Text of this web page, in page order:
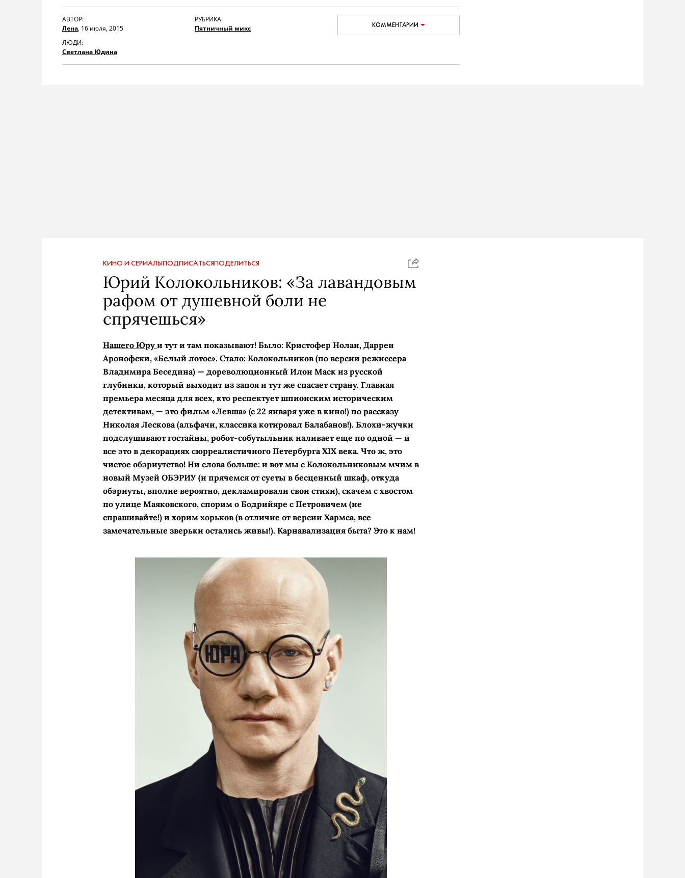
АВТОР:
Лена, 16 июля, 2015
РУБРИКА:
Пятничный микс
ЛЮДИ:
Светлана Юдина
КОММЕНТАРИИ
КИНО И СЕРИАЛЫПОДПИСАТЬСЯПОДЕЛИТЬСЯ
Юрий Колокольников: «За лавандовым
рафом от душевной боли не
спрячешься»
Нашего Юру и тут и там показывают! Было: Кристофер Нолан, Даррен
Аронофски, «Белый лотос». Стало: Колокольников (по версии режиссера
Владимира Беседина) — дореволюционный Илон Маск из русской
глубинки, который выходит из запоя и тут же спасает страну. Главная
премьера месяца для всех, кто респектует шпионским историческим
детективам, — это фильм «Левша» (с 22 января уже в кино!) по рассказу
Николая Лескова (альфачи, классика котировал Балабанов!). Блохи-жучки
подслушивают гостайны, робот-собутыльник наливает еще по одной — и
все это в декорациях сюрреалистичного Петербурга XIX века. Что ж, это
чистое обэриутство! Ни слова больше: и вот мы с Колокольниковым мчим в
новый Музей ОБЭРИУ (и прячемся от суеты в бесценный шкаф, откуда
обэриуты, вполне вероятно, декламировали свои стихи), скачем с хвостом
по улице Маяковского, спорим о Бодрийяре с Петровичем (не
спрашивайте!) и хорим хорьков (в отличие от версии Хармса, все
замечательные зверьки остались живы!). Карнавализация быта? Это к нам!